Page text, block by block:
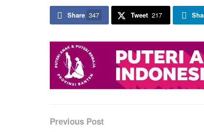
Share 347 Tweet 217
Previous Post